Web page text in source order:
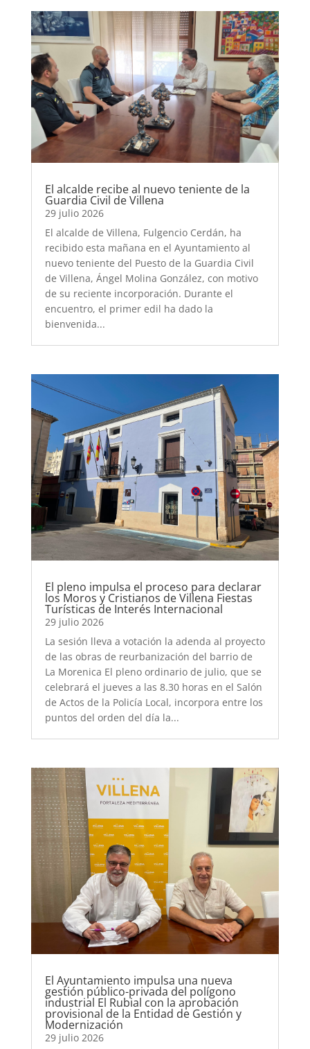
El alcalde recibe al nuevo teniente de la
Guardia Civil de Villena
29 julio 2026
El alcalde de Villena, Fulgencio Cerdán, ha
recibido esta mañana en el Ayuntamiento al
nuevo teniente del Puesto de la Guardia Civil
de Villena, Ángel Molina González, con motivo
de su reciente incorporación. Durante el
encuentro, el primer edil ha dado la
bienvenida...
El pleno impulsa el proceso para declarar
los Moros y Cristianos de Villena Fiestas
Turísticas de Interés Internacional
29 julio 2026
La sesión lleva a votación la adenda al proyecto
de las obras de reurbanización del barrio de
La Morenica El pleno ordinario de julio, que se
celebrará el jueves a las 8.30 horas en el Salón
de Actos de la Policía Local, incorpora entre los
puntos del orden del día la...
El Ayuntamiento impulsa una nueva
gestión público-privada del polígono
industrial El Rubial con la aprobación
provisional de la Entidad de Gestión y
Modernización
29 julio 2026